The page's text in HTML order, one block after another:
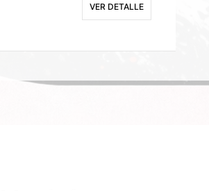
VER DETALLE